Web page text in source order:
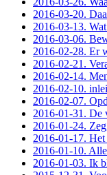
2016-03-20.
2016-03-13.
2016-03-06.
2016-02-28. Er
2016-02-21.
2016-02-14.
2016-02-10.
2016-02-07.
2016-01-31. De
2016-01-24.
2016-01-17.
2016-01-10.
2016-01-03. Ik